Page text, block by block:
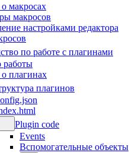
макросах
макросов
настройками редактора
по работе с плагинами
работы
плагинах
плагинов
Plugin code
Events
Вспомогательные объекты